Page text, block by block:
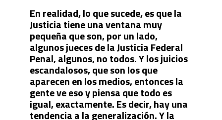
En realidad, lo que sucede, es que la
Justicia tiene una ventana muy
pequeña que son, por un lado,
algunos jueces de la Justicia Federal
Penal, algunos, no todos. Y los juicios
escandalosos, que son los que
aparecen en los medios, entonces la
gente ve eso y piensa que todo es
igual, exactamente. Es decir, hay una
tendencia a la generalización. Y la